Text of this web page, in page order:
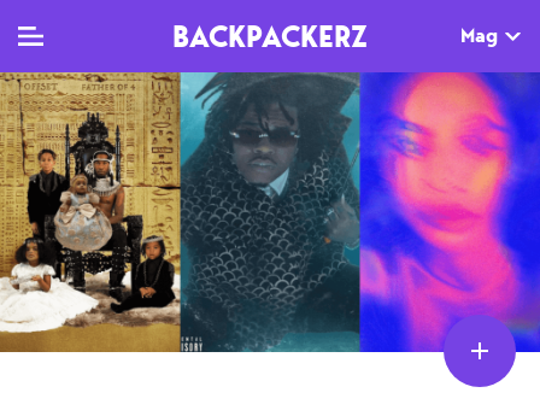
BACKPACKERZ Mag
TV
Clips
Live
Documentaires
MAG
Dossiers
Tops
Interviews
AGENDA
Paris
Festivals